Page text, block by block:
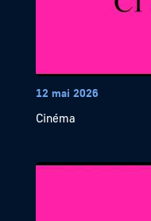
12 mai 2026
Cinéma